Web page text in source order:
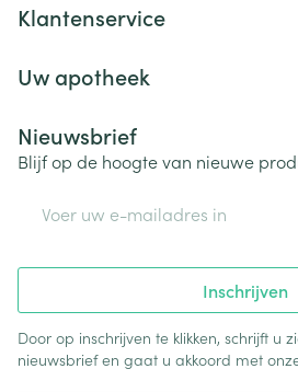
Klantenservice
Uw apotheek
Nieuwsbrief
Blijf op de hoogte van nieuwe
Inschrijven
Door op inschrijven te klikken, schrijft u
nieuwsbrief en gaat u akkoord met